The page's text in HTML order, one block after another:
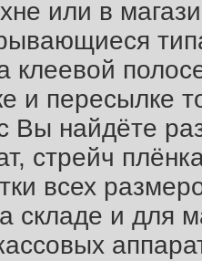
или в
клеевой
и пересылке
Вы найдёте
стрейч
всех
складе и для